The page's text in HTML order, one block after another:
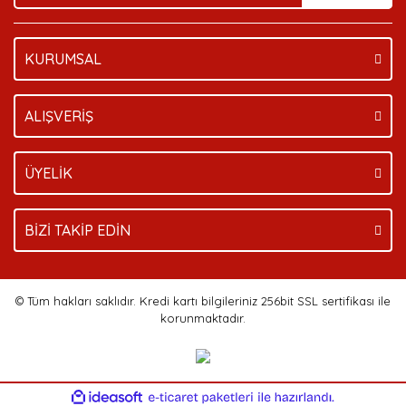
KURUMSAL
ALIŞVERİŞ
ÜYELİK
BİZİ TAKİP EDİN
© Tüm hakları saklıdır. Kredi kartı bilgileriniz 256bit SSL sertifikası ile
korunmaktadır.
ideasoft e-